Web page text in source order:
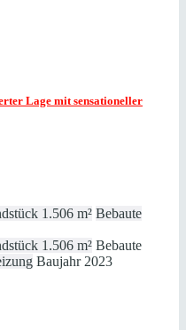
Lage mit sensationeller
1.506 m² Bebaute
1.506 m² Bebaute
Baujahr 2023